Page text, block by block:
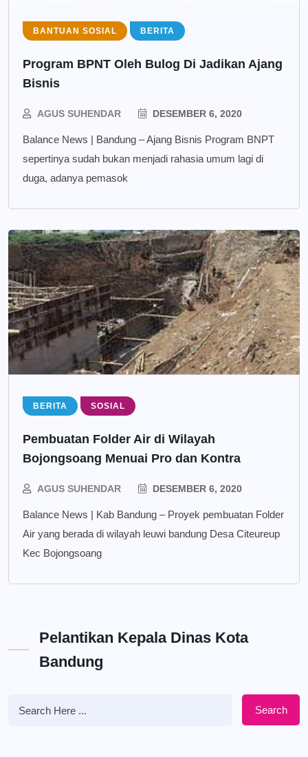
BANTUAN SOSIAL BERITA
Program BPNT Oleh Bulog Di Jadikan Ajang
Bisnis
AGUS SUHENDAR DESEMBER 6, 2020
Balance News | Bandung – Ajang Bisnis Program BNPT
sepertinya sudah bukan menjadi rahasia umum lagi di
duga, adanya pemasok
BERITA SOSIAL
Pembuatan Folder Air di Wilayah
Bojongsoang Menuai Pro dan Kontra
AGUS SUHENDAR DESEMBER 6, 2020
Balance News | Kab Bandung – Proyek pembuatan Folder
Air yang berada di wilayah leuwi bandung Desa Citeureup
Kec Bojongsoang
Pelantikan Kepala Dinas Kota
Bandung
Search